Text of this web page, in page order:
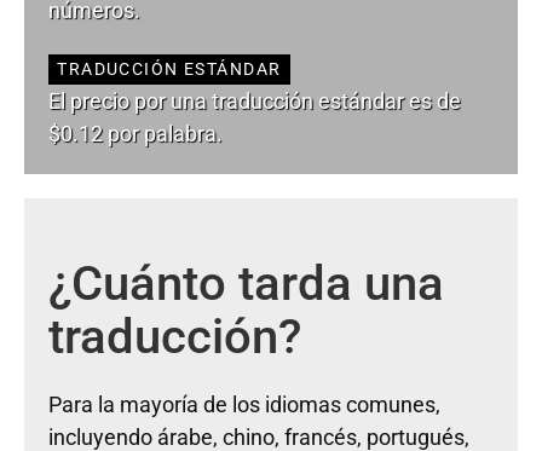
números.
TRADUCCIÓN ESTÁNDAR
El precio por una traducción estándar es de
$0.12 por palabra.
¿Cuánto tarda una
traducción?
Para la mayoría de los idiomas comunes,
incluyendo árabe, chino, francés, portugués,